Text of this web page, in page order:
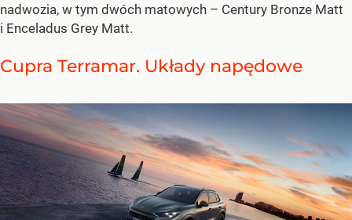
nadwozia, w tym dwóch matowych – Century Bronze Matt
i Enceladus Grey Matt.
Cupra Terramar. Układy napędowe